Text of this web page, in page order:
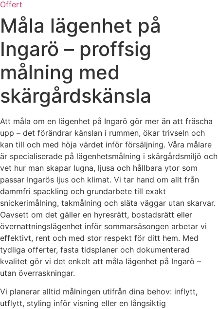
Offert
Måla lägenhet på
Ingarö – proffsig
målning med
skärgårdskänsla
Att måla om en lägenhet på Ingarö gör mer än att fräscha
upp – det förändrar känslan i rummen, ökar trivseln och
kan till och med höja värdet inför försäljning. Våra målare
är specialiserade på lägenhetsmålning i skärgårdsmiljö och
vet hur man skapar lugna, ljusa och hållbara ytor som
passar Ingarös ljus och klimat. Vi tar hand om allt från
dammfri spackling och grundarbete till exakt
snickerimålning, takmålning och släta väggar utan skarvar.
Oavsett om det gäller en hyresrätt, bostadsrätt eller
övernattningslägenhet inför sommarsäsongen arbetar vi
effektivt, rent och med stor respekt för ditt hem. Med
tydliga offerter, fasta tidsplaner och dokumenterad
kvalitet gör vi det enkelt att måla lägenhet på Ingarö –
utan överraskningar.
Vi planerar alltid målningen utifrån dina behov: inflytt,
utflytt, styling inför visning eller en långsiktig